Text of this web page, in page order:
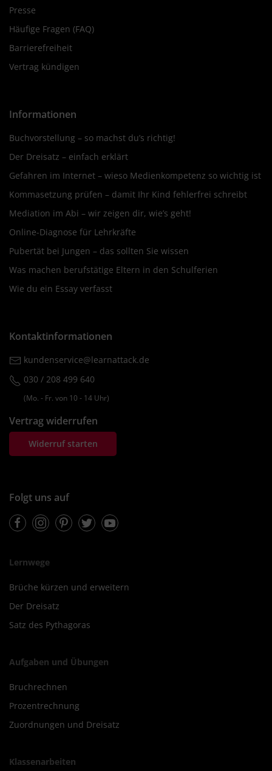
Presse
Häufige Fragen (FAQ)
Barrierefreiheit
Vertrag kündigen
Informationen
Buchvorstellung – so machst du’s richtig!
Der Dreisatz – einfach erklärt
Gefahren im Internet – wieso Medienkompetenz so wichtig ist
Kommasetzung prüfen – damit Ihr Kind fehlerfrei schreibt
Mediation im Abi – wir zeigen dir, wie’s geht!
Online-Diagnose für Lehrkräfte
Pubertät bei Jungen – das sollten Sie wissen
Was machen berufstätige Eltern in den Schulferien
Wie du ein Essay verfasst
Kontaktinformationen
kundenservice@learnattack.de
030 / 208 499 640
(Mo. ‐ Fr. von 10 ‐ 14 Uhr)
Vertrag widerrufen
Widerruf starten
Folgt uns auf
FacebookInstagramPinterestTwitterYoutube
Lernwege
Brüche kürzen und erweitern
Der Dreisatz
Satz des Pythagoras
Aufgaben und Übungen
Bruchrechnen
Prozentrechnung
Zuordnungen und Dreisatz
Klassenarbeiten